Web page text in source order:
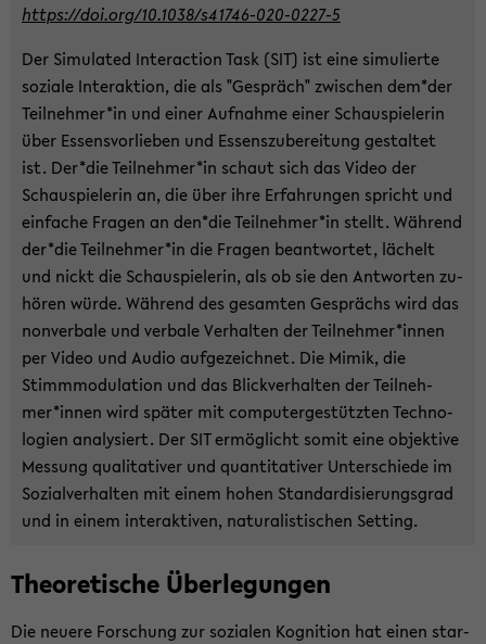
https://doi.org/10.1038/s41746-​020-0227-5
Der Si­mu­la­ted In­ter­ac­tion Task (SIT) ist eine si­mu­lier­te
so­zia­le In­ter­ak­ti­on, die als "Ge­spräch" zwi­schen dem*der
Teil­neh­mer*in und einer Auf­nah­me einer Schau­spie­le­rin
über Es­sens­vor­lie­ben und Es­sens­zu­be­rei­tung ge­stal­tet
ist. Der*die Teil­neh­mer*in schaut sich das Video der
Schau­spie­le­rin an, die über ihre Er­fah­run­gen spricht und
ein­fa­che Fra­gen an den*die Teil­neh­mer*in stellt. Wäh­rend
der*die Teil­neh­mer*in die Fra­gen be­ant­wor­tet, lä­chelt
und nickt die Schau­spie­le­rin, als ob sie den Ant­wor­ten zu­
hö­ren würde. Wäh­rend des ge­sam­ten Ge­sprächs wird das
non­ver­ba­le und ver­ba­le Ver­hal­ten der Teil­neh­mer*innen
per Video und Audio auf­ge­zeich­net. Die Mimik, die
Stimm­mo­du­la­ti­on und das Blick­ver­hal­ten der Teil­neh­
mer*innen wird spä­ter mit com­pu­ter­ge­stütz­ten Tech­no­
lo­gien ana­ly­siert. Der SIT er­mög­licht somit eine ob­jek­ti­ve
Mes­sung qua­li­ta­ti­ver und quan­ti­ta­ti­ver Un­ter­schie­de im
So­zi­al­ver­hal­ten mit einem hohen Stan­dar­di­sie­rungs­grad
und in einem in­ter­ak­ti­ven, na­tu­ra­lis­ti­schen Set­ting.
Theo­re­ti­sche Über­le­gun­gen
Die neue­re For­schung zur so­zia­len Ko­gni­ti­on hat einen star­